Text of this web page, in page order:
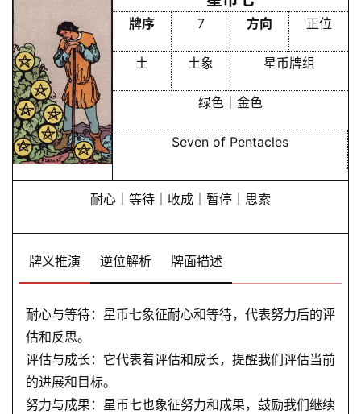
牌序 7 方向 正位
土 土象 星币牌组
绿色｜金色
Seven of Pentacles
耐心｜等待｜收成｜暂停｜思索
牌义推演 逆位解析 牌面描述
耐心与等待：星币七象征耐心和等待，代表努力后的评
估和反思。
评估与成长：它代表着评估和成长，提醒我们评估当前
的进展和目标。
努力与成果：星币七也象征努力和成果，鼓励我们继续